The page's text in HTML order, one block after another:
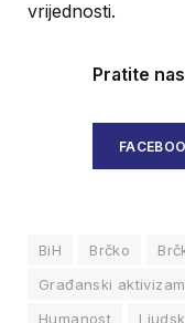
vrijednosti.
Pratite
BiH Brčko
Građanski aktivizam
Humanost